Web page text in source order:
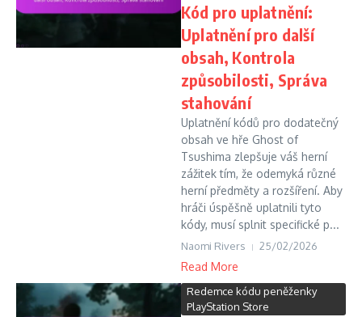
Kód pro uplatnění:
Uplatnění pro další
obsah, Kontrola
způsobilosti, Správa
stahování
Uplatnění kódů pro dodatečný
obsah ve hře Ghost of
Tsushima zlepšuje váš herní
zážitek tím, že odemyká různé
herní předměty a rozšíření. Aby
hráči úspěšně uplatnili tyto
kódy, musí splnit specifické p...
Naomi Rivers 25/02/2026
Read More
Redemce kódu peněženky
PlayStation Store